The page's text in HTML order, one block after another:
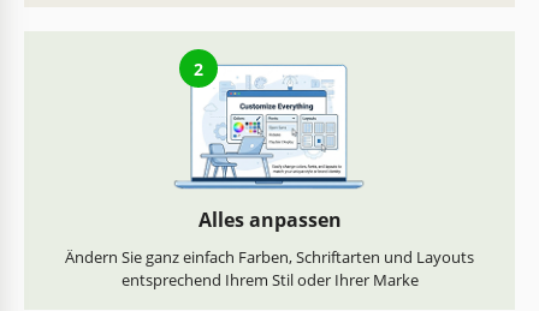
2
Alles anpassen
Ändern Sie ganz einfach Farben, Schriftarten und Layouts
entsprechend Ihrem Stil oder Ihrer Marke